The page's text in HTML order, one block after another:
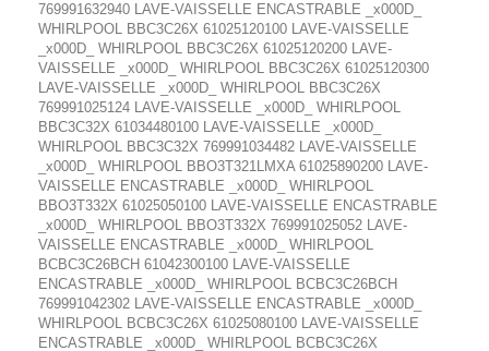
769991632940 LAVE-VAISSELLE ENCASTRABLE _x000D_
WHIRLPOOL BBC3C26X 61025120100 LAVE-VAISSELLE
_x000D_ WHIRLPOOL BBC3C26X 61025120200 LAVE-
VAISSELLE _x000D_ WHIRLPOOL BBC3C26X 61025120300
LAVE-VAISSELLE _x000D_ WHIRLPOOL BBC3C26X
769991025124 LAVE-VAISSELLE _x000D_ WHIRLPOOL
BBC3C32X 61034480100 LAVE-VAISSELLE _x000D_
WHIRLPOOL BBC3C32X 769991034482 LAVE-VAISSELLE
_x000D_ WHIRLPOOL BBO3T321LMXA 61025890200 LAVE-
VAISSELLE ENCASTRABLE _x000D_ WHIRLPOOL
BBO3T332X 61025050100 LAVE-VAISSELLE ENCASTRABLE
_x000D_ WHIRLPOOL BBO3T332X 769991025052 LAVE-
VAISSELLE ENCASTRABLE _x000D_ WHIRLPOOL
BCBC3C26BCH 61042300100 LAVE-VAISSELLE
ENCASTRABLE _x000D_ WHIRLPOOL BCBC3C26BCH
769991042302 LAVE-VAISSELLE ENCASTRABLE _x000D_
WHIRLPOOL BCBC3C26X 61025080100 LAVE-VAISSELLE
ENCASTRABLE _x000D_ WHIRLPOOL BCBC3C26X